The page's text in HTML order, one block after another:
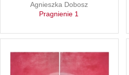
Agnieszka Dobosz
Pragnienie 1